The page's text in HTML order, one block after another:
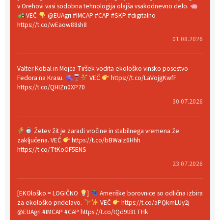
v Orehovi vasi sodobna tehnologija olajša vsakodnevno delo.
VEČ
@EUAgri #IMCAP #CAP #SKP #digitalno
https://t.co/wEaow88sh8
01.08.2026
Valter Kobal in Mojca Tiršek vodita ekološko vinsko posestvo
Fedora na Krasu.
VEČ
https://t.co/LaVojgKwfF
https://t.co/QHIZn0XP70
30.07.2026
Žetev žit je zaradi vročine in stabilnega vremena že
zaključena. VEČ
https://t.co/bBWaIz6Hhh
https://t.co/TtKoOF5ENS
23.07.2026
[EKOloško = LOGIČNO ]
Ameriške borovnice so odlična izbira
za ekološko pridelavo.
VEČ
https://t.co/aPQkmLUy2j
@EUAgri #IMCAP #CAP https://t.co/tQd9tB1THk